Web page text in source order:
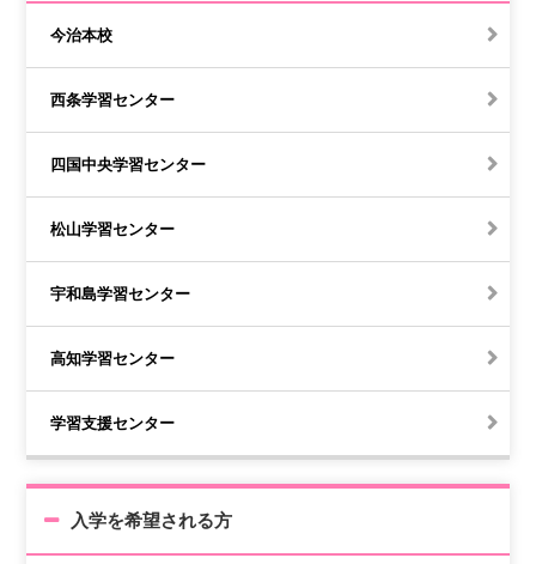
今治本校
西条学習センター
四国中央学習センター
松山学習センター
宇和島学習センター
高知学習センター
学習支援センター
入学を希望される方